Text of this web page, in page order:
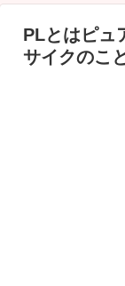
PLとはピュ
サイクのこ